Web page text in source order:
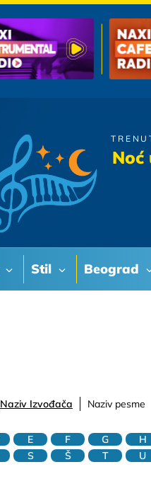
Stil Beograd
Noć
Naziv Izvođača Naziv pesme
E F G H
S Š T U